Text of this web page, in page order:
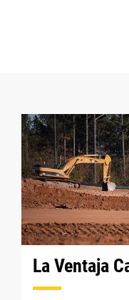
La Ventaja